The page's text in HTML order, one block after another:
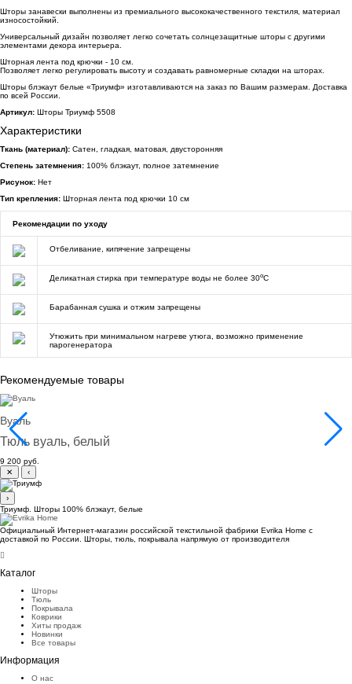
Шторы занавески выполнены из премиального высококачественного текстиля, материал
износостойкий.
Универсальный дизайн позволяет легко сочетать солнцезащитные шторы с другими
элементами декора интерьера.
Шторная лента под крючки - 10 см.
Позволяет легко регулировать высоту и создавать равномерные складки на шторах.
Шторы блэкаут белые «Триумф» изготавливаются на заказ по Вашим размерам. Доставка
по всей России.
Артикул: Шторы Триумф 5508
Характеристики
Ткань (материал): Сатен, гладкая, матовая, двусторонняя
Степень затемнения: 100% блэкаут, полное затемнение
Рисунок: Нет
Тип крепления: Шторная лента под крючки 10 см
Рекомендации по уходу
Отбеливание, кипячение запрещены
Деликатная стирка при температуре воды не более 30oC
Барабанная сушка и отжим запрещены
Утюжить при минимальном нагреве утюга, возможно применение
парогенератора
Рекомендуемые товары
Вуаль
Тюль вуаль, белый
9 200 руб.
✕
‹
›
Триумф. Шторы 100% блэкаут, белые
Официальный Интернет-магазин российской текстильной фабрики Evrika Home c
доставкой по России. Шторы, тюль, покрывала напрямую от производителя
Каталог
Шторы
Тюль
Покрывала
Коврики
Хиты продаж
Новинки
Все товары
Информация
О нас